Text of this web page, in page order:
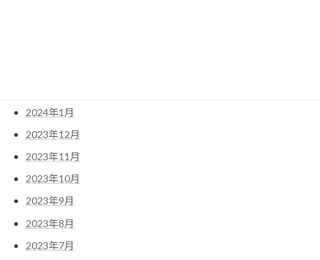
2024年1月
2023年12月
2023年11月
2023年10月
2023年9月
2023年8月
2023年7月